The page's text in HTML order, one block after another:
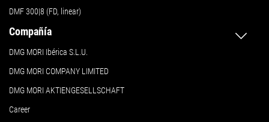
DMF 300|8 (FD, linear)
Compañía
DMG MORI Ibérica S.L.U.
DMG MORI COMPANY LIMITED
DMG MORI AKTIENGESELLSCHAFT
Career